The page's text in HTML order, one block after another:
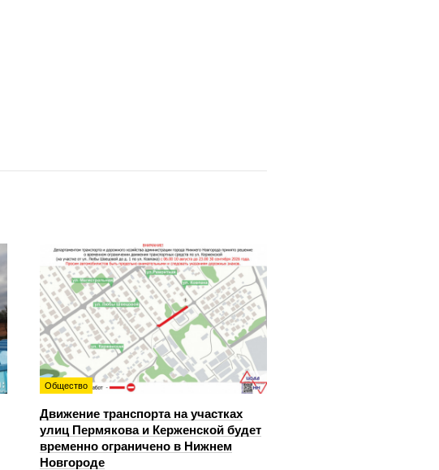
Общество
Движение транспорта на участках
улиц Пермякова и Керженской будет
временно ограничено в Нижнем
Новгороде